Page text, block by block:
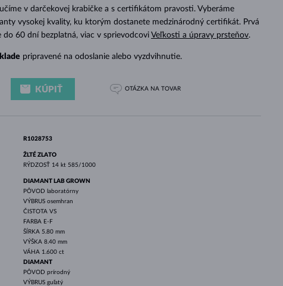
BIELE ZLATO
RUŽOVÉ ZLATO
BIELE ZLATO
v darčekovej krabičke a s certifikátom pravosti. Vyberáme
vysokej kvality, ku ktorým dostanete medzinárodný certifikát. Prvá
do 60 dní bezplatná, viac v sprievodcovi Veľkosti a úpravy prsteňov.
pripravené na odoslanie alebo vyzdvihnutie.
KÚPIŤ OTÁZKA NA TOVAR
R1028753
ŽLTÉ ZLATO
RÝDZOSŤ 14 kt 585/1000
DIAMANT LAB GROWN
PÔVOD laboratórny
VÝBRUS osemhran
ČISTOTA VS
FARBA E-F
ŠÍRKA 5.80 mm
VÝŠKA 8.40 mm
VÁHA 1.600 ct
DIAMANT
PÔVOD prírodný
VÝBRUS guľatý